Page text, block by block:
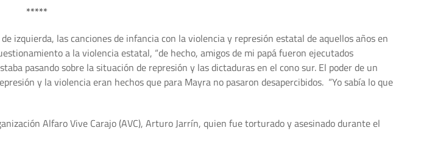
*****
izquierda, las canciones de infancia con la violencia y represión estatal de aquellos años en
a la violencia estatal, “de hecho, amigos de mi papá fueron ejecutados
pasando sobre la situación de represión y las dictaduras en el cono sur. El poder de un
y la violencia eran hechos que para Mayra no pasaron desapercibidos. “Yo sabía lo que
Alfaro Vive Carajo (AVC), Arturo Jarrín, quien fue torturado y asesinado durante el